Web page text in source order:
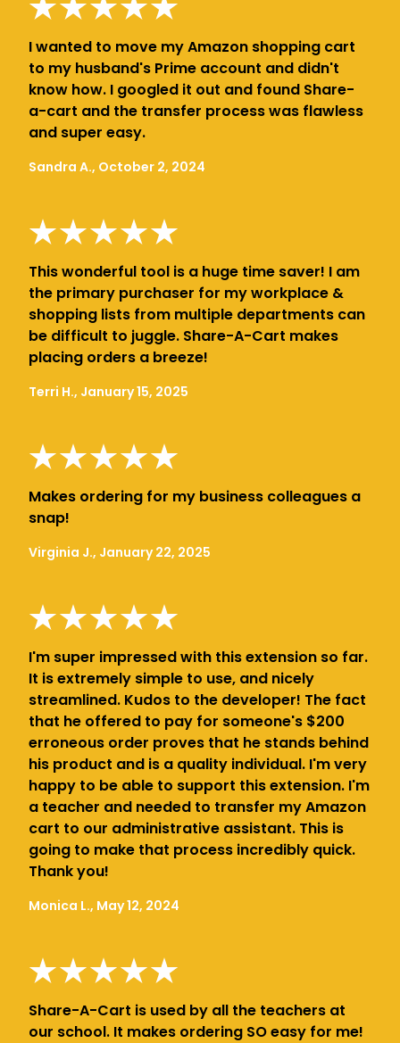
I wanted to move my Amazon shopping cart
to my husband's Prime account and didn't
know how. I googled it out and found Share-
a-cart and the transfer process was flawless
and super easy.
Sandra A., October 2, 2024
This wonderful tool is a huge time saver! I am
the primary purchaser for my workplace &
shopping lists from multiple departments can
be difficult to juggle. Share-A-Cart makes
placing orders a breeze!
Terri H., January 15, 2025
Makes ordering for my business colleagues a
snap!
Virginia J., January 22, 2025
I'm super impressed with this extension so far.
It is extremely simple to use, and nicely
streamlined. Kudos to the developer! The fact
that he offered to pay for someone's $200
erroneous order proves that he stands behind
his product and is a quality individual. I'm very
happy to be able to support this extension. I'm
a teacher and needed to transfer my Amazon
cart to our administrative assistant. This is
going to make that process incredibly quick.
Thank you!
Monica L., May 12, 2024
Share-A-Cart is used by all the teachers at
our school. It makes ordering SO easy for me!